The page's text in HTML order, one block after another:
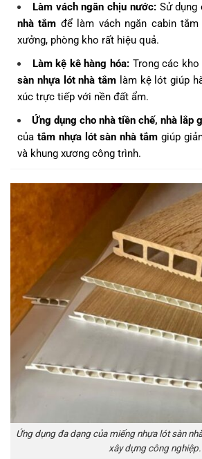
Làm vách ngăn chịu nước:Sử dụng
nhà tắm để làm vách ngăn cabin
xưởng, phòng kho rất hiệu quả.
Làm kệ kê hàng hóa: Trong các
sàn nhựa lót nhà tắm làm kệ lót giúp
xúc trực tiếp với nền đất ẩm.
Ứng dụng cho nhà tiền chế, nhà lắp
của tắm nhựa lót sàn nhà tắm giúp
và khung xương công trình.
Ứng dụng đa dạng của miếng nhựa lót sàn
xây dựng công nghiệp.